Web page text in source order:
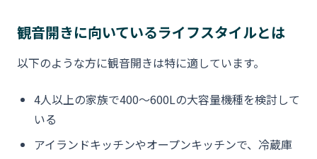
観音開きに向いているライフスタイルとは
以下のような方に観音開きは特に適しています。
4人以上の家族で400〜600Lの大容量機種を検討して
いる
アイランドキッチンやオープンキッチンで、冷蔵庫